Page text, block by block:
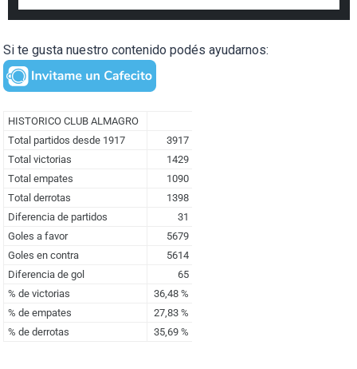
Si te gusta nuestro contenido podés ayudarnos: